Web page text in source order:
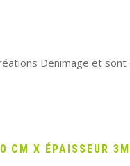
Denimage et sont
CM X ÉPAISSEUR